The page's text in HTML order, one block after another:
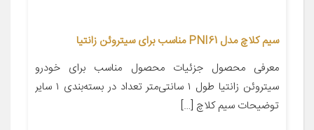
سیم کلاچ مدل PNI61 مناسب برای سیتروئن زانتیا
معرفی محصول جزئیات محصول مناسب برای خودرو
سیتروئن زانتیا طول ۱ سانتی‌متر تعداد در بسته‌بندی ۱ سایر
توضیحات سیم کلاچ […]